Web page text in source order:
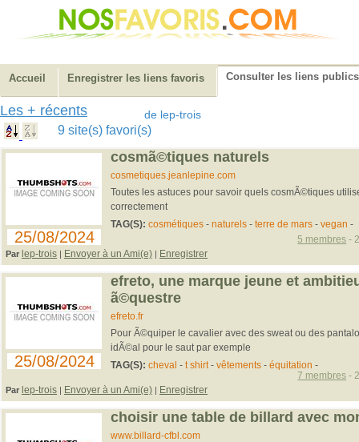
Accueil Enregistrer les liens favoris Consulter les liens publics
Les + récents de lep-trois
9 site(s) favori(s)
25/08/2024
cosmã©tiques naturels
cosmetiques.jeanlepine.com
Toutes les astuces pour savoir quels cosmÃ©tiques
correctement
TAG(S): cosmétiques- naturels- terre de mars- vegan -
Par lep-trois | Envoyer à un Ami(e) | Enregistrer
5 membres -
25/08/2024
efreto, une marque jeune et
ã©questre
efreto.fr
Pour Ã©quiper le cavalier avec des sweat ou des
idÃ©al pour le saut par exemple
TAG(S): cheval - t shirt- vêtements- équitation -
Par lep-trois | Envoyer à un Ami(e) | Enregistrer
7 membres -
choisir une table de billard avec
www.billard-cfbl.com